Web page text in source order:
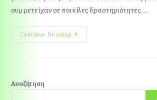
συμμετείχαν σε ποικίλες δραστηριότητες.…
Continue Reading
Αναζήτηση